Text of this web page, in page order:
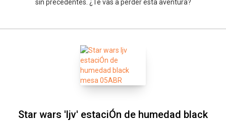
sin precedentes. ¿Te vas a perder esta aventura?
Star wars 'ljv' estaciÓn de humedad black